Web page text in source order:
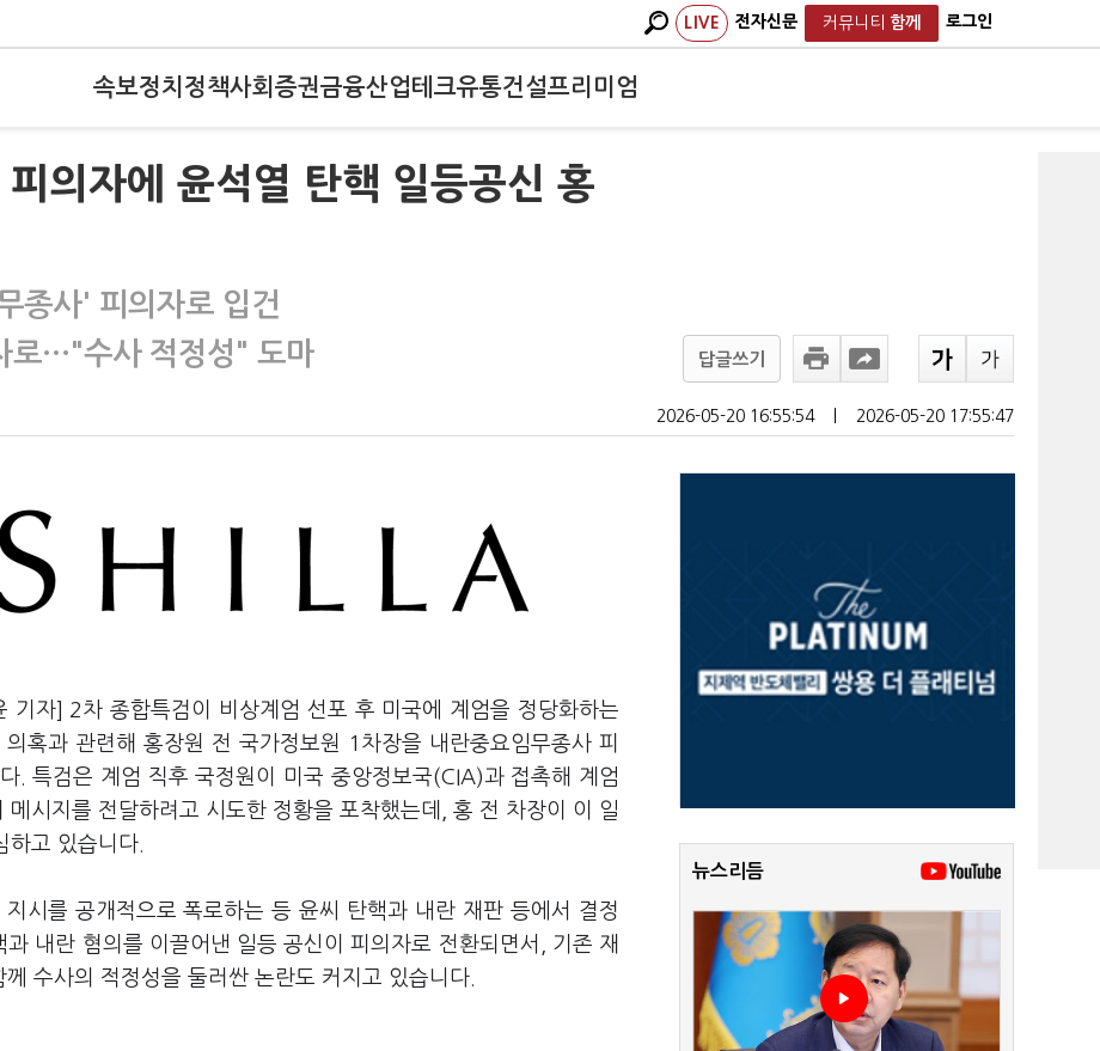
LIVE 전자신문 커뮤니티 함께 로그인
속보정치 정책사회 증권금융산업테크유통건설프리미엄
의자에 윤석열 탄핵 일등공신 홍
종사' 피의자로 입건
로…"수사 적정성" 도마
답글쓰기
2026-05-20 16:55:54 2026-05-20 17:55:47
기자] 2차 종합특검이 비상계엄 선포 후 미국에 계엄을 정당화하는
혹과 관련해 홍장원 전 국가정보원 1차장을 내란중요임무종사 피
. 특검은 계엄 직후 국정원이 미국 중앙정보국(CIA)과 접촉해 계엄
메시지를 전달하려고 시도한 정황을 포착했는데, 홍 전 차장이 이 일
하고 있습니다.
시를 공개적으로 폭로하는 등 윤씨 탄핵과 내란 재판 등에서 결정
내란 혐의를 이끌어낸 일등 공신이 피의자로 전환되면서, 기존 재
수사의 적정성을 둘러싼 논란도 커지고 있습니다.
뉴스리듬